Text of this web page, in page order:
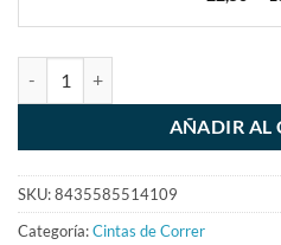
AÑADIR AL
SKU:8435585514109
Categoría:Cintas de Correr